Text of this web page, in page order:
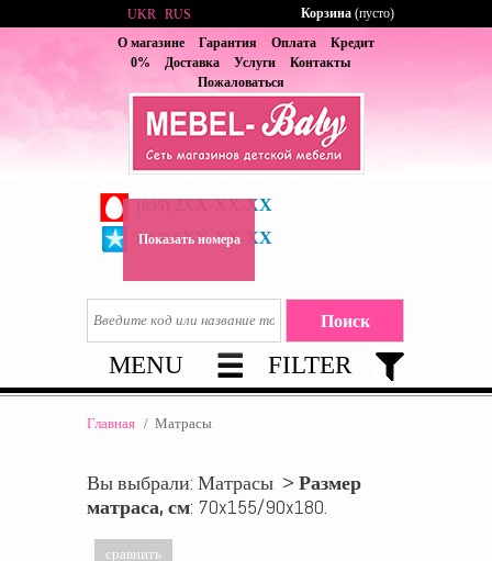
О магазине Гарантия Оплата
Кредит
0%
Доставка Услуги
Контакты
Пожаловаться
2XX-XX-XX
(067) 6XX-XX-XX
Показать номера
UKR RUS Корзина (пусто)
MENU FILTER
Главная / Матрасы
Вы выбрали: Матрасы > Размер
матраса, см: 70x155/90x180.